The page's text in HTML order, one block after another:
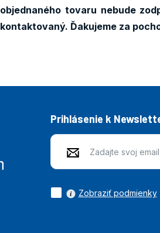
objednaného tovaru nebude
kontaktovaný. Ďakujeme za
Prihlásenie k
Zobraziť podmienky